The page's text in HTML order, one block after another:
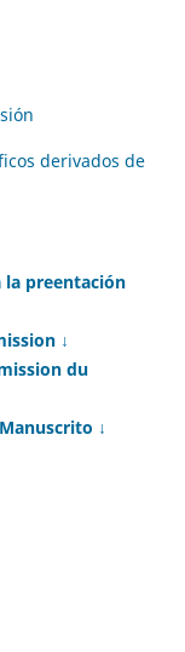
derivados de
la preentación
↓
du
↓